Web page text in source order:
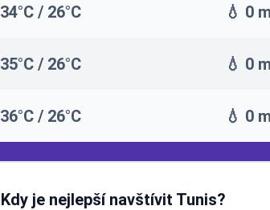
34°C / 26°C 💧 0
35°C / 26°C 💧 0
36°C / 26°C 💧 0
Kdy je nejlepší navštívit Tunis?